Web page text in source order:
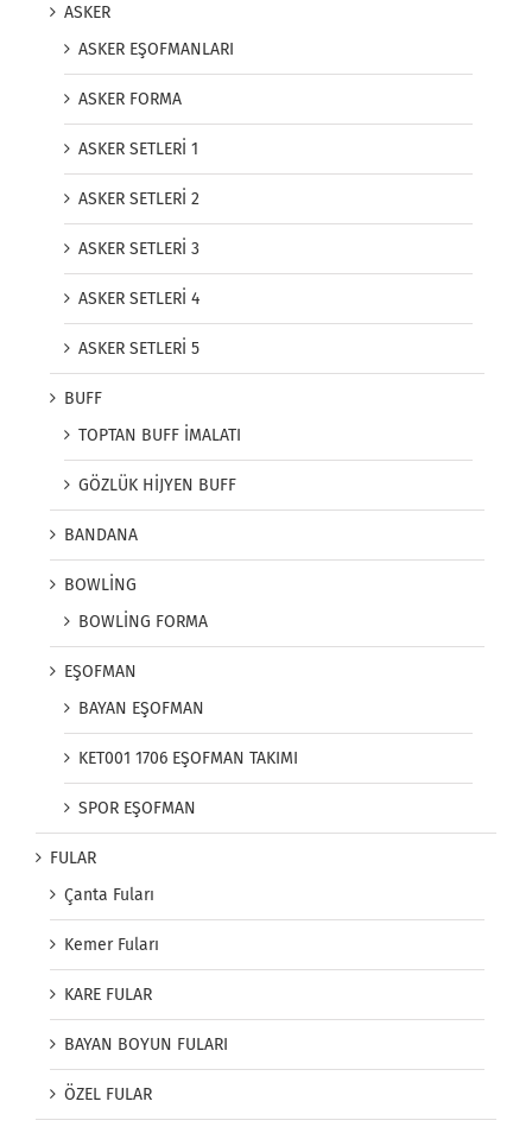
ASKER
ASKER EŞOFMANLARI
ASKER FORMA
ASKER SETLERİ 1
ASKER SETLERİ 2
ASKER SETLERİ 3
ASKER SETLERİ 4
ASKER SETLERİ 5
BUFF
TOPTAN BUFF İMALATI
GÖZLÜK HİJYEN BUFF
BANDANA
BOWLİNG
BOWLİNG FORMA
EŞOFMAN
BAYAN EŞOFMAN
KET001 1706 EŞOFMAN TAKIMI
SPOR EŞOFMAN
FULAR
Çanta Fuları
Kemer Fuları
KARE FULAR
BAYAN BOYUN FULARI
ÖZEL FULAR